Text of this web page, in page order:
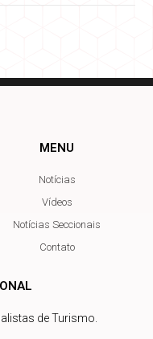
MENU
Notícias
Vídeos
Notícias Seccionais
Contato
de Turismo.